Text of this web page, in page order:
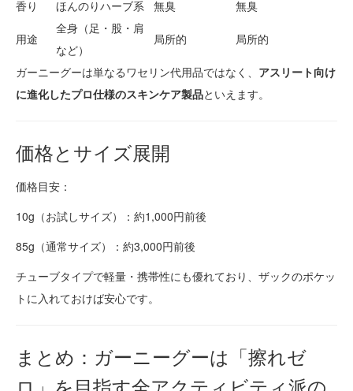
香り ほんのりハーブ系 無臭 無臭
用途
全身（足・股・肩
など）
局所的 局所的
ガーニーグーは単なるワセリン代用品ではなく、 アスリート向け
に進化したプロ仕様のスキンケア製品といえます。
価格とサイズ展開
価格目安：
10g（お試しサイズ）：約1,000円前後
85g（通常サイズ）：約3,000円前後
チューブタイプで軽量・携帯性にも優れており、ザックのポケッ
トに入れておけば安心です。
まとめ：ガーニーグーは「擦れゼ